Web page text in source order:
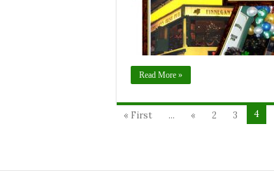
Read More »
« First ... « 2 3 4